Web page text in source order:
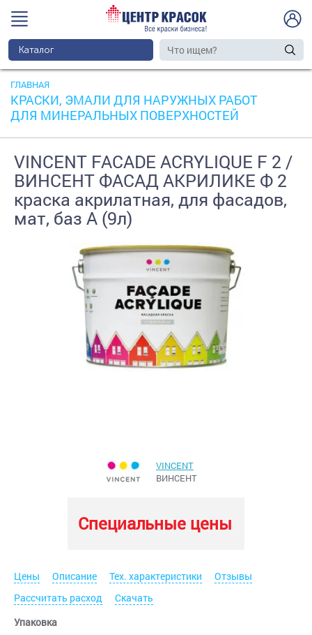
Каталог
ГЛАВНАЯ
КРАСКИ, ЭМАЛИ ДЛЯ НАРУЖНЫХ РАБОТ
ДЛЯ МИНЕРАЛЬНЫХ ПОВЕРХНОСТЕЙ
VINCENT FACADE ACRYLIQUE F 2 /
ВИНСЕНТ ФАСАД АКРИЛИКЕ Ф 2
краска акрилатная, для фасадов,
мат, баз А (9л)
VINCENT
ВИНСЕНТ
Специальные цены
Цены Описание Тех. характеристики
Отзывы
Рассчитать расход
Скачать
Упаковка